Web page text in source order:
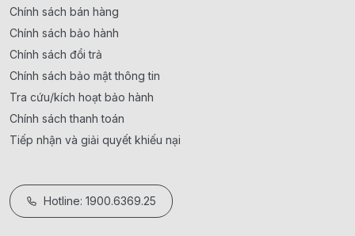
Chính sách bán hàng
Chính sách bảo hành
Chính sách đổi trả
Chính sách bảo mật thông tin
Tra cứu/kích hoạt bảo hành
Chính sách thanh toán
Tiếp nhận và giải quyết khiếu nại
Hotline: 1900.6369.25